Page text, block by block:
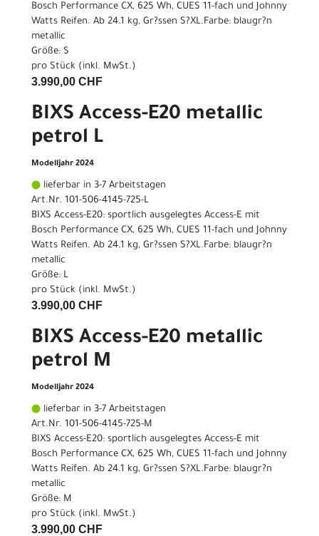
Bosch Performance CX, 625 Wh, CUES 11-fach und Johnny
Watts Reifen. Ab 24.1 kg, Gr?ssen S?XL.Farbe: blaugr?n
metallic
Größe: S
pro Stück (inkl. MwSt.)
3.990,00 CHF
BIXS Access-E20 metallic
petrol L
Modelljahr 2024
lieferbar in 3-7 Arbeitstagen
Art.Nr. 101-506-4145-725-L
BIXS Access-E20: sportlich ausgelegtes Access-E mit
Bosch Performance CX, 625 Wh, CUES 11-fach und Johnny
Watts Reifen. Ab 24.1 kg, Gr?ssen S?XL.Farbe: blaugr?n
metallic
Größe: L
pro Stück (inkl. MwSt.)
3.990,00 CHF
BIXS Access-E20 metallic
petrol M
Modelljahr 2024
lieferbar in 3-7 Arbeitstagen
Art.Nr. 101-506-4145-725-M
BIXS Access-E20: sportlich ausgelegtes Access-E mit
Bosch Performance CX, 625 Wh, CUES 11-fach und Johnny
Watts Reifen. Ab 24.1 kg, Gr?ssen S?XL.Farbe: blaugr?n
metallic
Größe: M
pro Stück (inkl. MwSt.)
3.990,00 CHF